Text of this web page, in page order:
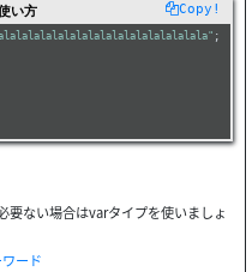
Copy!
方
;
要ない場合はvarタイプを使いましょ
ード